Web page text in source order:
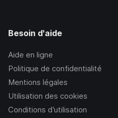
Besoin d'aide
Aide en ligne
Politique de confidentialité
Mentions légales
Utilisation des cookies
Conditions d’utilisation